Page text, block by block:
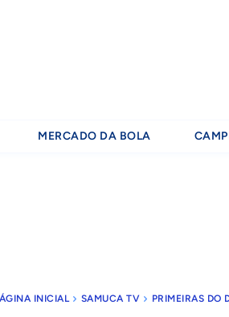
MERCADO DA BOLA
INICIAL SAMUCA TV PRIMEIRAS DO